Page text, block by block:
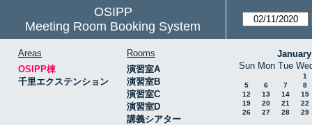
OSIPP
Meeting Room Booking System
Areas
OSIPP棟
千里エクステンション
Rooms
演習室A
演習室B
演習室C
演習室D
講義シアター
Sun Mon Tue
1
5
6 7
8
12
13 14
15
19
20 21
22
26
27 28 29